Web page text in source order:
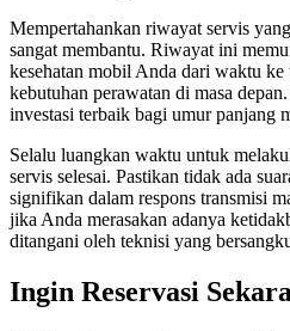
Mempertahankan riwayat servis
sangat membantu. Riwayat ini
kesehatan mobil Anda dari waktu
kebutuhan perawatan di masa
investasi terbaik bagi umur panjang
Selalu luangkan waktu untuk
servis selesai. Pastikan tidak ada
signifikan dalam respons transmisi
jika Anda merasakan adanya
ditangani oleh teknisi yang
Ingin Reservasi